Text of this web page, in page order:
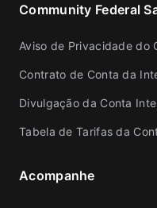
Community Federal
Aviso de Privacidade do
Contrato de Conta da
Divulgação da Conta
Tabela de Tarifas da
Acompanhe